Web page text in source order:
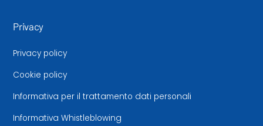
Privacy
Privacy policy
Cookie policy
Informativa per il trattamento dati personali
Informativa Whistleblowing